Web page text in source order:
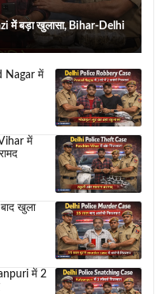
में बड़ा खुलासा, Bihar-Delhi
Nagar में
में
खुला
में 2